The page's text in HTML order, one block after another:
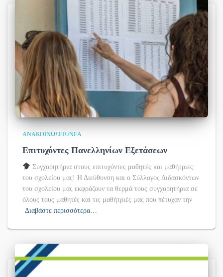
ΑΝΑΚΟΙΝΏΣΕΙΣ/ΝΈΑ
Επιτυχόντες Πανελληνίων Εξετάσεων
Συγχαρητήρια στους επιτυχόντες μαθητές και μαθήτριες
του σχολείου μας! Η Διεύθυνση και ο Σύλλογος Διδασκόντων
του σχολείου μας εκφράζουν τα θερμά τους συγχαρητήρια σε
όλους τους μαθητές και τις μαθήτριές μας που πέτυχαν την
Διαβάστε περισσότερα…